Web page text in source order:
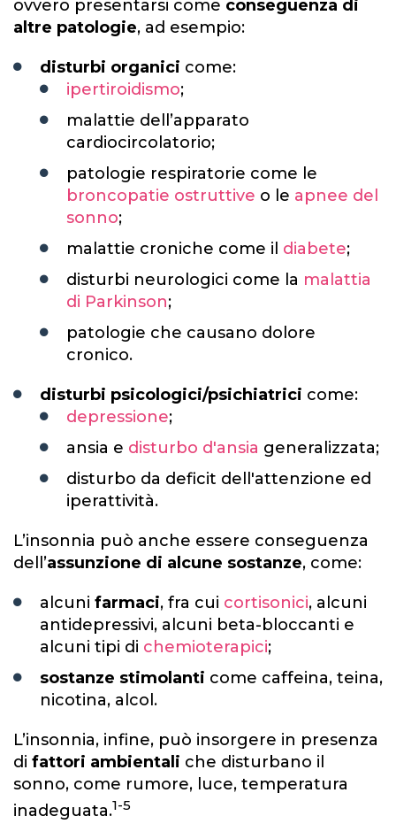
ovvero presentarsi come conseguenza di
altre patologie, ad esempio:
disturbi organici come:
ipertiroidismo;
malattie dell’apparato
cardiocircolatorio;
patologie respiratorie come le
broncopatie ostruttive o le apnee del
sonno;
malattie croniche come il diabete;
disturbi neurologici come la malattia
di Parkinson;
patologie che causano dolore
cronico.
disturbi psicologici/psichiatrici come:
depressione;
ansia e disturbo d'ansia generalizzata;
disturbo da deficit dell'attenzione ed
iperattività.
L’insonnia può anche essere conseguenza
dell’assunzione di alcune sostanze, come:
alcuni farmaci, fra cui cortisonici, alcuni
antidepressivi, alcuni beta-bloccanti e
alcuni tipi di chemioterapici;
sostanze stimolanti come caffeina, teina,
nicotina, alcol.
L’insonnia, infine, può insorgere in presenza
di fattori ambientali che disturbano il
sonno, come rumore, luce, temperatura
inadeguata.1-5